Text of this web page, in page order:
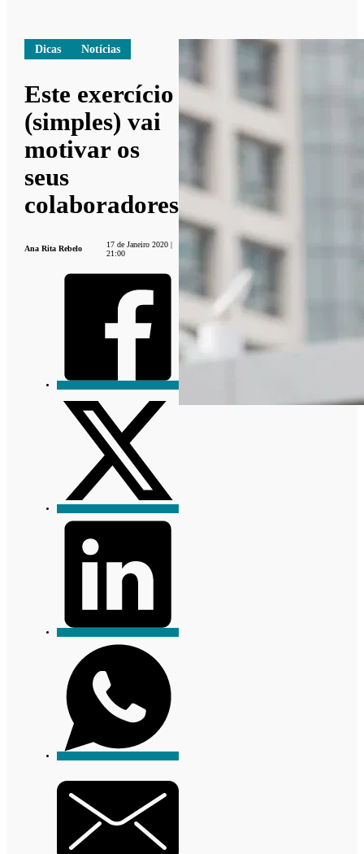
Dicas Notícias
Este exercício
(simples) vai
motivar os
seus
colaboradores
Ana Rita Rebelo
17 de Janeiro 2020 |
21:00